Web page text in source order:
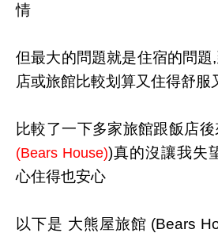
情
但最大的問題就是住宿的問題
店或旅館比較划算又住得舒服
比較了一下多家旅館跟飯店
(Bears House))真的沒讓我失
心住得也安心
以下是 大熊屋旅館 (Bears